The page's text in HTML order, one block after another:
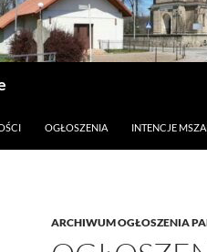
OGŁOSZENIA INTENCJE
ARCHIWUM OGŁOSZENIA